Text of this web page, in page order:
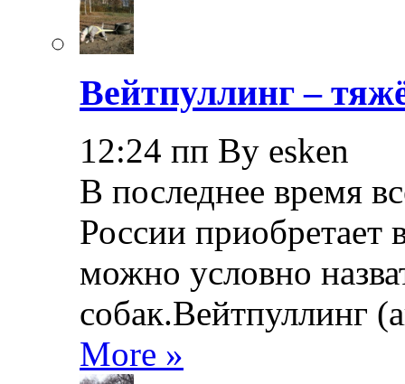
Вейтпуллинг –
12:24 пп By esken
В последнее время
России приобретает
можно условно
собак.Вейтпуллинг
More »